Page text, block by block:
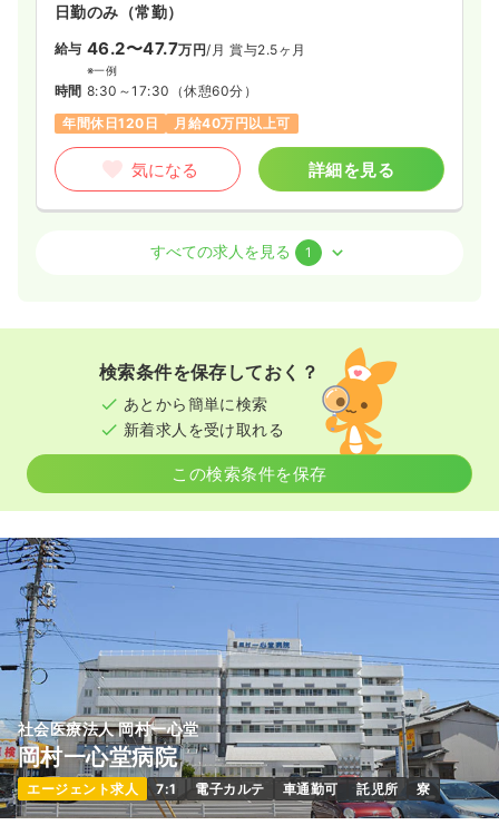
日勤のみ（常勤）
給与 46.2〜47.7万円/月 賞与2.5ヶ月
※一例
時間 8:30～17:30 （休憩60分）
年間休日120日
月給40万円以上可
気になる 詳細を見る
正看護師 / 管理職
8:30～17:30
年間休日120日
月給40万円以上可
気になる 詳細を見る
すべての求人を見る 1
検索条件を保存しておく？
あとから簡単に検索
新着求人を受け取れる
この検索条件を保存
社会医療法人 岡村一心堂
岡村一心堂病院
エージェント求人 7:1 電子カルテ 車通勤可 託児所 寮